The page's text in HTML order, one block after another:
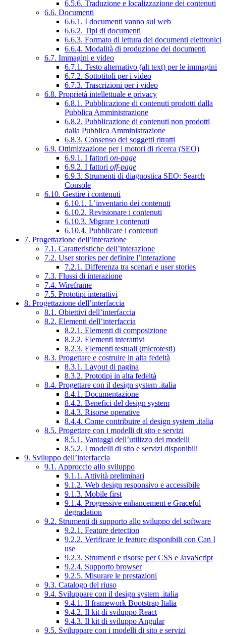
6.5.6. Traduzione e localizzazione dei contenuti
6.6. Documenti
6.6.1. I documenti vanno sul web
6.6.2. Tipi di documenti
6.6.3. Formato di lettura dei documenti elettronici
6.6.4. Modalità di produzione dei documenti
6.7. Immagini e video
6.7.1. Testo alternativo (alt text) per le immagini
6.7.2. Sottotitoli per i video
6.7.3. Trascrizioni per i video
6.8. Proprietà intellettuale e privacy
6.8.1. Pubblicazione di contenuti prodotti dalla
Pubblica Amministrazione
6.8.2. Pubblicazione di contenuti non prodotti
dalla Pubblica Amministrazione
6.8.3. Consenso dei soggetti ritratti
6.9. Ottimizzazione per i motori di ricerca (SEO)
6.9.1. I fattori on-page
6.9.2. I fattori off-page
6.9.3. Strumenti di diagnostica SEO: Search
Console
6.10. Gestire i contenuti
6.10.1. L’inventario dei contenuti
6.10.2. Revisionare i contenuti
6.10.3. Migrare i contenuti
6.10.4. Pubblicare i contenuti
7. Progettazione dell’interazione
7.1. Caratteristiche dell’interazione
7.2. User stories per definire l’interazione
7.2.1. Differenza tra scenari e user stories
7.3. Flussi di interazione
7.4. Wireframe
7.5. Prototipi interattivi
8. Progettazione dell’interfaccia
8.1. Obiettivi dell’interfaccia
8.2. Elementi dell’interfaccia
8.2.1. Elementi di composizione
8.2.2. Elementi interattivi
8.2.3. Elementi testuali (microtesti)
8.3. Progettare e costruire in alta fedeltà
8.3.1. Layout di pagina
8.3.2. Prototipi in alta fedeltà
8.4. Progettare con il design system .italia
8.4.1. Documentazione
8.4.2. Benefici del design system
8.4.3. Risorse operative
8.4.4. Come contribuire al design system .italia
8.5. Progettare con i modelli di sito e servizi
8.5.1. Vantaggi dell’utilizzo dei modelli
8.5.2. I modelli di sito e servizi disponibili
9. Sviluppo dell’interfaccia
9.1. Approccio allo sviluppo
9.1.1. Attività preliminari
9.1.2. Web design responsivo e accessibile
9.1.3. Mobile first
9.1.4. Progressive enhancement e Graceful
degradation
9.2. Strumenti di supporto allo sviluppo del software
9.2.1. Feature detection
9.2.2. Verificare le feature disponibili con Can I
use
9.2.3. Strumenti e risorse per CSS e JavaScript
9.2.4. Supporto browser
9.2.5. Misurare le prestazioni
9.3. Catalogo del riuso
9.4. Sviluppare con il design system .italia
9.4.1. Il framework Bootstrap Italia
9.4.2. Il kit di sviluppo React
9.4.3. Il kit di sviluppo Angular
9.5. Sviluppare con i modelli di sito e servizi